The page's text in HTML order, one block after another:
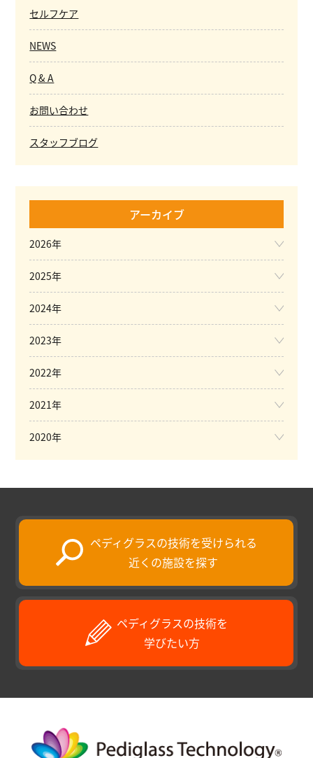
セルフケア
NEWS
Q & A
お問い合わせ
スタッフブログ
アーカイブ
2026年
2025年
2024年
2023年
2022年
2021年
2020年
ペディグラスの技術を受けられる
近くの施設を探す
ペディグラスの技術を
学びたい方